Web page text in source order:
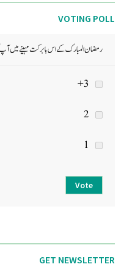
VOTING POLL
رمضان المبارک کے اس بابرکت مہینے میں آپ
3+
2
1
Vote
GET NEWSLETTER